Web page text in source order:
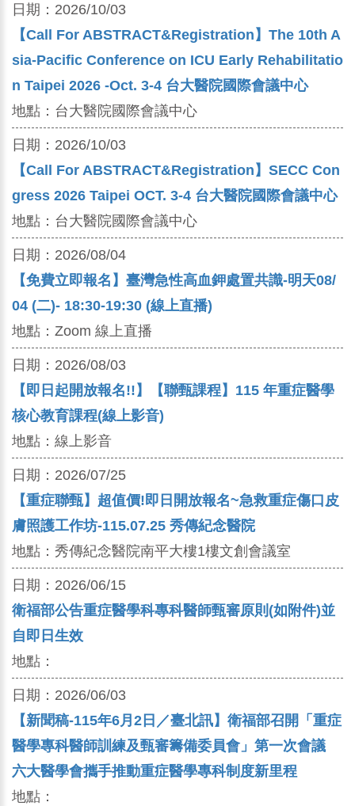
日期： 2026/10/03
【Call For ABSTRACT&Registration】The 10th A
sia-Pacific Conference on ICU Early Rehabilitatio
n Taipei 2026 -Oct. 3-4 台大醫院國際會議中心
地點： 台大醫院國際會議中心
日期： 2026/10/03
【Call For ABSTRACT&Registration】SECC Con
gress 2026 Taipei OCT. 3-4 台大醫院國際會議中心
地點： 台大醫院國際會議中心
日期： 2026/08/04
【免費立即報名】臺灣急性高血鉀處置共識-明天08/
04 (二)- 18:30-19:30 (線上直播)
地點： Zoom 線上直播
日期： 2026/08/03
【即日起開放報名!!】【聯甄課程】115 年重症醫學
核心教育課程(線上影音)
地點： 線上影音
日期： 2026/07/25
【重症聯甄】超值價!即日開放報名~急救重症傷口皮
膚照護工作坊-115.07.25 秀傳紀念醫院
地點： 秀傳紀念醫院南平大樓1樓文創會議室
日期： 2026/06/15
衛福部公告重症醫學科專科醫師甄審原則(如附件)並
自即日生效
地點：
日期： 2026/06/03
【新聞稿-115年6月2日／臺北訊】衛福部召開「重症
醫學專科醫師訓練及甄審籌備委員會」第一次會議
六大醫學會攜手推動重症醫學專科制度新里程
地點：